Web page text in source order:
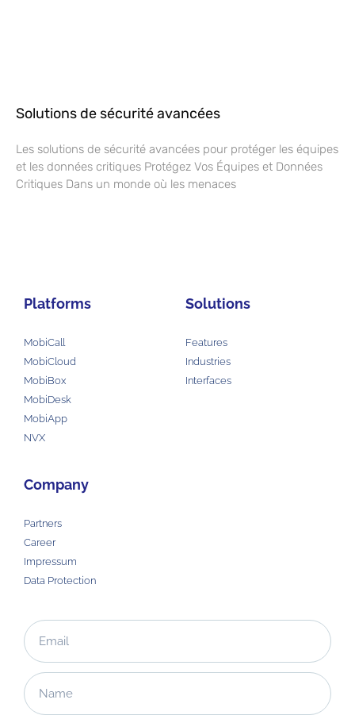
Solutions de sécurité avancées
Les solutions de sécurité avancées pour protéger les équipes
et les données critiques Protégez Vos Équipes et Données
Critiques Dans un monde où les menaces
Platforms
MobiCall
MobiCloud
MobiBox
MobiDesk
MobiApp
NVX
Solutions
Features
Industries
Interfaces
Company
Partners
Career
Impressum
Data Protection